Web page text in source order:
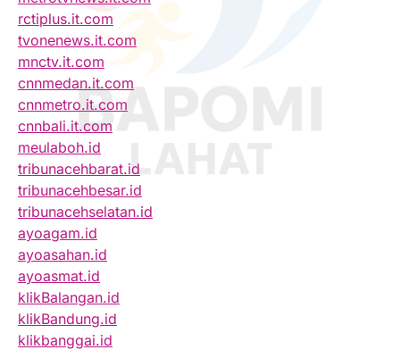
rctiplus.it.com
tvonenews.it.com
mnctv.it.com
cnnmedan.it.com
cnnmetro.it.com
cnnbali.it.com
meulaboh.id
tribunacehbarat.id
tribunacehbesar.id
tribunacehselatan.id
ayoagam.id
ayoasahan.id
ayoasmat.id
klikBalangan.id
klikBandung.id
klikbanggai.id